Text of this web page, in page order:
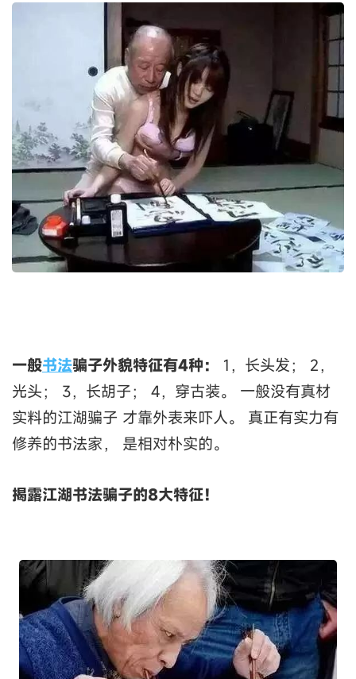
一般书法骗子外貌特征有4种：
1，长头发； 2，
光头； 3，长胡子； 4，穿古装。 一般没有真材
实料的江湖骗子 才靠外表来吓人。 真正有实力有
修养的书法家， 是相对朴实的。
揭露江湖书法骗子的8大特征！